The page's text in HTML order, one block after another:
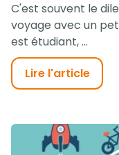
C'est souvent le
voyage avec un
est étudiant, ...
Lire l'article